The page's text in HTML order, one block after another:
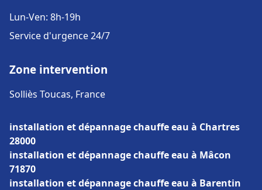
Lun-Ven: 8h-19h
Service d'urgence 24/7
Zone intervention
Solliès Toucas, France
installation et dépannage chauffe eau à Chartres
28000
installation et dépannage chauffe eau à Mâcon
71870
installation et dépannage chauffe eau à Barentin